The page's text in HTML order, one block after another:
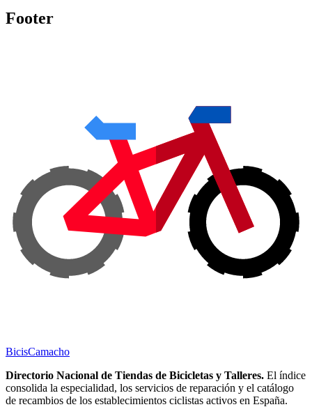
Footer
BicisCamacho
Directorio Nacional de Tiendas de Bicicletas y Talleres. El índice
consolida la especialidad, los servicios de reparación y el catálogo
de recambios de los establecimientos ciclistas activos en España.